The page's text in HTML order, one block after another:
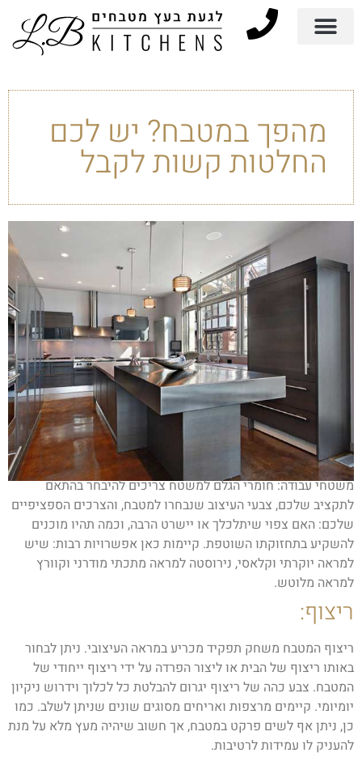
מהפך במטבח? יש לכם
החלטות קשות לקבל
משטחי עבודה: חומרי הגלם למשטח צריכים להיבחר בהתאם
לתקציב שלכם, צבעי העיצוב שנבחרו למטבח, והצרכים הספציפיים
שלכם: האם צפוי שיתלכלך או יישרט הרבה, וכמה תהיו מוכנים
להשקיע בתחזוקתו השוטפת. קיימות כאן אפשרויות רבות: שיש
למראה יוקרתי וקלאסי, נירוסטה למראה מתכתי מודרני וקוורץ
למראה מלוטש.
ריצוף:
ריצוף המטבח משחק תפקיד מכריע במראה העיצובי. ניתן לבחור
באותו ריצוף של הבית או ליצור הפרדה על ידי ריצוף ייחודי של
המטבח. צבע כהה של ריצוף יגרום להבלטת כל לכלוך וידרוש ניקיון
יומיומי. קיימים מרצפות ואריחים מסוגים שונים שניתן לשלב. כמו
כן, ניתן אף לשים פרקט במטבח, אך חשוב שיהיה מעץ מלא על מנת
להעניק לו עמידות לרטיבות.